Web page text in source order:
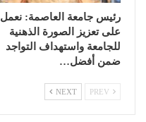
رئيس جامعة العاصمة: نعمل
على تعزيز الصورة الذهنية
للجامعة واستهداف التواجد
ضمن أفضل…
NEXT